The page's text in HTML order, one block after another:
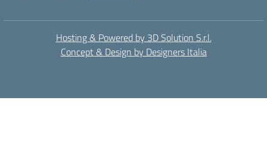
Hosting & Powered by 3D Solution S.r.l.
Concept & Design by Designers Italia